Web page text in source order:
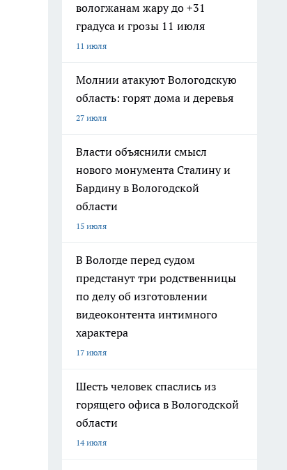
вологжанам жару до +31
градуса и грозы 11 июля
11 июля
Молнии атакуют Вологодскую
область: горят дома и деревья
27 июля
Власти объяснили смысл
нового монумента Сталину и
Бардину в Вологодской
области
15 июля
В Вологде перед судом
предстанут три родственницы
по делу об изготовлении
видеоконтента интимного
характера
17 июля
Шесть человек спаслись из
горящего офиса в Вологодской
области
14 июля